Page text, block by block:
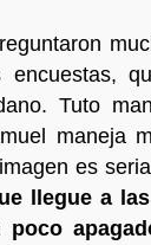
Tuto
maneja
es
llegue a